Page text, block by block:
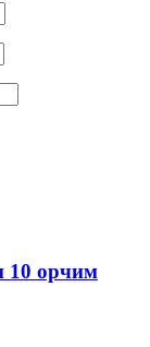
10 орчим